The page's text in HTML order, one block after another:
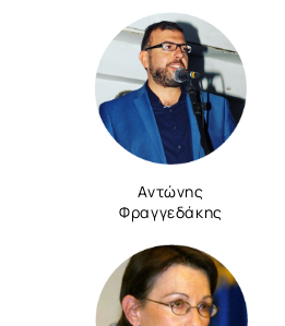
Αντώνης
Φραγγεδάκης